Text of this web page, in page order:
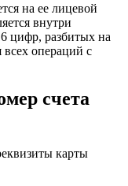
на ее лицевой
внутри
цифр, разбитых на
операций с
счета
карты